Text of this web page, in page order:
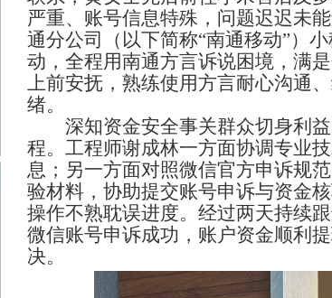
严重、账号信息特殊，问题迟迟未
通分公司（以下简称“南通移动”）
动，全程用南通方言诉说困境，满
上前安抚，熟练使用方言耐心沟通
绪。
深知资金安全事关群众切身利益
程。工程师谢成林一方面协调专业
息；另一方面对照微信官方申诉规
验材料，协助提交账号申诉与资金
操作不熟耽误进度。经过两天持续
微信账号申诉成功，账户资金顺利
决。